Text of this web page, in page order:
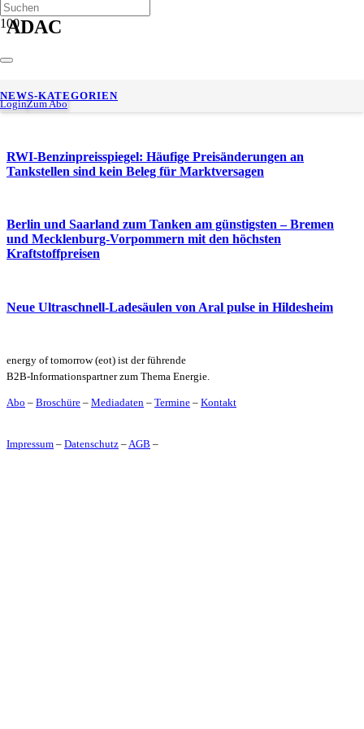
LoginZum Abo
NEWS-KATEGORIEN
ADAC
ADAC-Auswertung: In Brandenburg und Bayern tankt man
aktuell am teuersten
RWI-Benzinpreisspiegel: Häufige Preisänderungen an
Tankstellen sind kein Beleg für Marktversagen
Berlin und Saarland zum Tanken am günstigsten – Bremen
und Mecklenburg-Vorpommern mit den höchsten
Kraftstoffpreisen
Neue Ultraschnell-Ladesäulen von Aral pulse in Hildesheim
energy of tomorrow (eot) ist der führende
B2B-Informationspartner zum Thema Energie.
Abo – Broschüre – Mediadaten – Termine – Kontakt
Impressum – Datenschutz –AGB –